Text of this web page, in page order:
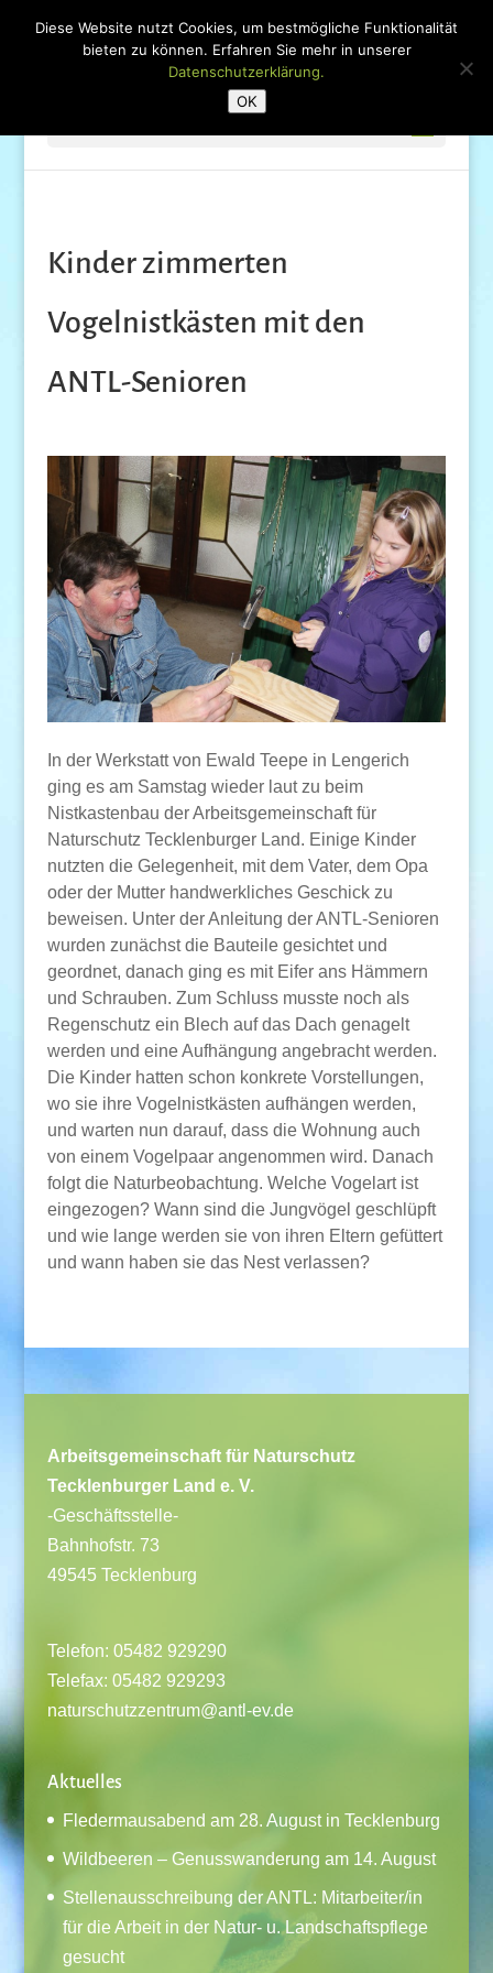
Kinder zimmerten
Vogelnistkästen mit den
ANTL-Senioren
In der Werkstatt von Ewald Teepe in Lengerich
ging es am Samstag wieder laut zu beim
Nistkastenbau der Arbeitsgemeinschaft für
Naturschutz Tecklenburger Land. Einige Kinder
nutzten die Gelegenheit, mit dem Vater, dem Opa
oder der Mutter handwerkliches Geschick zu
beweisen. Unter der Anleitung der ANTL-Senioren
wurden zunächst die Bauteile gesichtet und
geordnet, danach ging es mit Eifer ans Hämmern
und Schrauben. Zum Schluss musste noch als
Regenschutz ein Blech auf das Dach genagelt
werden und eine Aufhängung angebracht werden.
Die Kinder hatten schon konkrete Vorstellungen,
wo sie ihre Vogelnistkästen aufhängen werden,
und warten nun darauf, dass die Wohnung auch
von einem Vogelpaar angenommen wird. Danach
folgt die Naturbeobachtung. Welche Vogelart ist
eingezogen? Wann sind die Jungvögel geschlüpft
und wie lange werden sie von ihren Eltern gefüttert
und wann haben sie das Nest verlassen?
Arbeitsgemeinschaft für Naturschutz
Tecklenburger Land e. V.
-Geschäftsstelle-
Bahnhofstr. 73
49545 Tecklenburg
Telefon: 05482 929290
Telefax: 05482 929293
naturschutzzentrum@antl-ev.de
Aktuelles
Fledermausabend am 28. August in Tecklenburg
Wildbeeren – Genusswanderung am 14. August
Stellenausschreibung der ANTL: Mitarbeiter/in
für die Arbeit in der Natur- u. Landschaftspflege
gesucht
Diese Website nutzt Cookies, um bestmögliche Funktionalität
bieten zu können. Erfahren Sie mehr in unserer
Datenschutzerklärung.
OK